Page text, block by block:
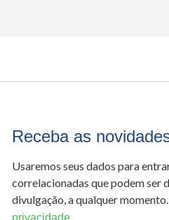
Receba as
Usaremos seus dados para
correlacionadas que podem ser
divulgação, a qualquer